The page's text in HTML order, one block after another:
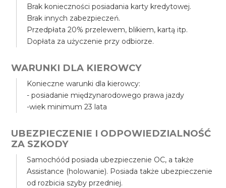
Brak konieczności posiadania karty kredytowej.
Brak innych zabezpieczeń.
Przedpłata 20% przelewem, blikiem, kartą itp.
Dopłata za użyczenie przy odbiorze.
WARUNKI DLA KIEROWCY
Konieczne warunki dla kierowcy:
- posiadanie międzynarodowego prawa jazdy
-wiek minimum 23 lata
UBEZPIECZENIE I ODPOWIEDZIALNOŚĆ
ZA SZKODY
Samochóód posiada ubezpieczenie OC, a także
Assistance (holowanie). Posiada także ubezpieczenie
od rozbicia szyby przedniej.